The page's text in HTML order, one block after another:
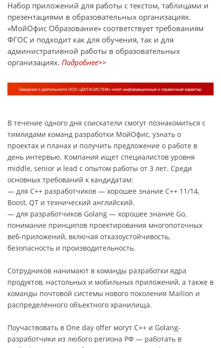
Набор приложений для работы с текстом, таблицами и
презентациями в образовательных организациях.
«МойОфис Образование» соответствует требованиям
ФГОС и подходит как для обучения, так и для
административной работы в образовательных
организациях. Подробнее>>
В течение одного дня соискатели смогут познакомиться с
тимлидами команд разработки МойОфис, узнать о
проектах и планах и получить предложение о работе в
день интервью. Компания ищет специалистов уровня
middle, senior и lead с опытом работы от 3 лет. Среди
основных требований к кандидатам:
— для C++ разработчиков — хорошее знание С++ 11/14,
Boost, QT и технический английский.
— для разработчиков Golang — хорошее знание Go,
понимание принципов проектирования многопоточных
веб-приложений, включая отказоустойчивость,
безопасность и производительность.
Сотрудников нанимают в команды разработки ядра
продуктов, настольных и мобильных приложений, а также в
команды почтовой системы нового поколения Mailion и
распределённого объектного хранилища.
Поучаствовать в One day offer могут C++ и Golang-
разработчики из любого региона РФ — работать в